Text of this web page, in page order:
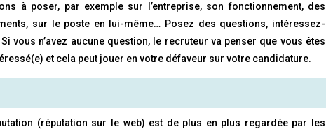
à poser, par exemple sur l’entreprise, son fonctionnement, des
sur le poste en lui-même… Posez des questions, intéressez-
vous n’avez aucune question, le recruteur va penser que vous êtes
et cela peut jouer en votre défaveur sur votre candidature.
(réputation sur le web) est de plus en plus regardée par les